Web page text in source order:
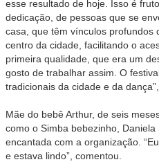
esse resultado de hoje. Isso é
dedicação, de pessoas que se
casa, que têm vínculos profundos
centro da cidade, facilitando o
primeira qualidade, que era um
gosto de trabalhar assim. O
tradicionais da cidade e da
Mãe do bebê Arthur, de seis
como o Simba bebezinho,
encantada com a organização.
e estava lindo”, comentou.